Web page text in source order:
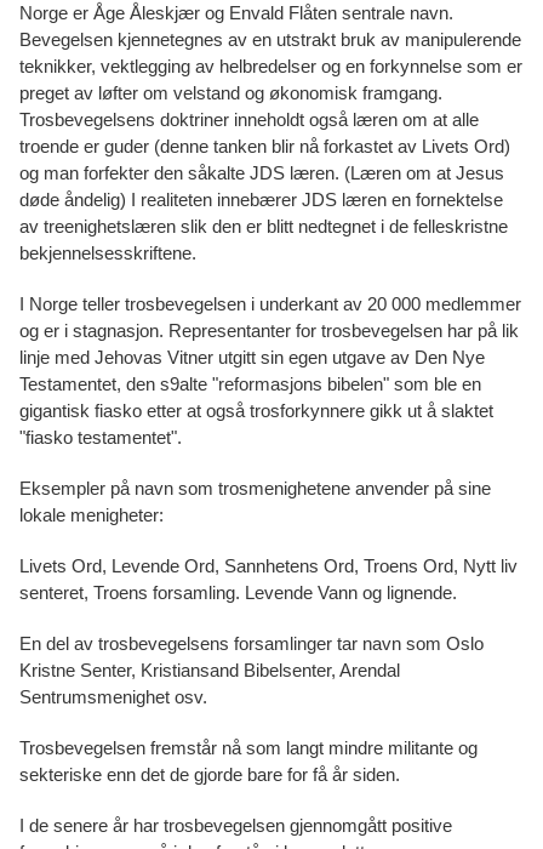
Norge er Åge Åleskjær og Envald Flåten sentrale navn.
Bevegelsen kjennetegnes av en utstrakt bruk av manipulerende
teknikker, vektlegging av helbredelser og en forkynnelse som er
preget av løfter om velstand og økonomisk framgang.
Trosbevegelsens doktriner inneholdt også læren om at alle
troende er guder (denne tanken blir nå forkastet av Livets Ord)
og man forfekter den såkalte JDS læren. (Læren om at Jesus
døde åndelig) I realiteten innebærer JDS læren en fornektelse
av treenighetslæren slik den er blitt nedtegnet i de felleskristne
bekjennelsesskriftene.
I Norge teller trosbevegelsen i underkant av 20 000 medlemmer
og er i stagnasjon. Representanter for trosbevegelsen har på lik
linje med Jehovas Vitner utgitt sin egen utgave av Den Nye
Testamentet, den s9alte "reformasjons bibelen" som ble en
gigantisk fiasko etter at også trosforkynnere gikk ut å slaktet
"fiasko testamentet".
Eksempler på navn som trosmenighetene anvender på sine
lokale menigheter:
Livets Ord, Levende Ord, Sannhetens Ord, Troens Ord, Nytt liv
senteret, Troens forsamling. Levende Vann og lignende.
En del av trosbevegelsens forsamlinger tar navn som Oslo
Kristne Senter, Kristiansand Bibelsenter, Arendal
Sentrumsmenighet osv.
Trosbevegelsen fremstår nå som langt mindre militante og
sekteriske enn det de gjorde bare for få år siden.
I de senere år har trosbevegelsen gjennomgått positive